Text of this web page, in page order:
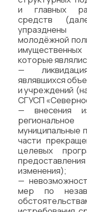
и главных
средств
упразднены
молодёжной
которые
—
являвшихся
и учреждений
СГУСП
— внесения
муниципальные
части
целевых
изменения);
—
мер по